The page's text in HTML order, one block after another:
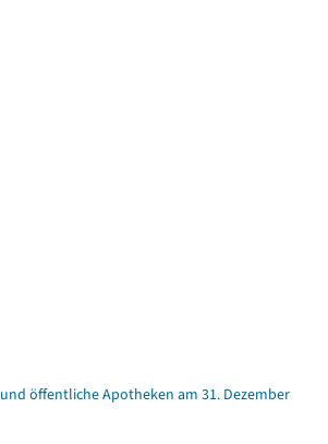
öffentliche Apotheken am 31. Dezember